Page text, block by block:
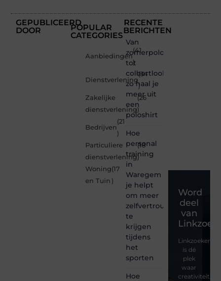
GEPUBLICEERD
DOOR
POPULAR
CATEGORIES
Aanbiedingen
(41
)
Dienstverlening
(34
)
Zakelijke
dienstverlening
(26
)
Bedrijven
(21
)
Particuliere
dienstverlening
(18
)
Woning
en Tuin
(17
)
RECENTE
BERICHTEN
Van
zomerpolo
tot
colbertlook
zo haal je
meer uit
een
poloshirt
Hoe
personal
training
in
Waregem
je helpt
om meer
zelfvertrouwen
te
krijgen
tijdens
het
sporten
Hoe
Word
deel
van
is dé
plek
waar
creativiteit,